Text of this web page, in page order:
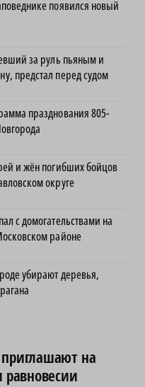
появился новый
за руль пьяным и
предстал перед судом
празднования 805-
и жён погибших бойцов
округе
с домогательствами на
районе
убирают деревья,
на